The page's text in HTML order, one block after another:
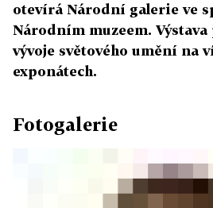
otevírá Národní galerie ve
Národním muzeem.
vývoje světového umění na
exponátech.
Fotogalerie